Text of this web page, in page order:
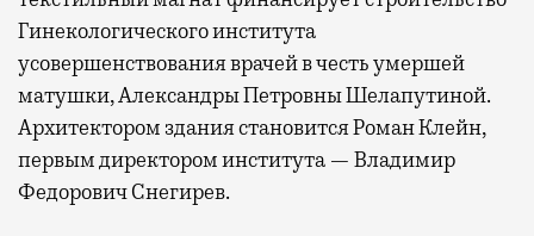
Гинекологического института
усовершенствования врачей в честь умершей
матушки, Александры Петровны Шелапутиной.
Архитектором здания становится Роман Клейн,
первым директором института — Владимир
Федорович Снегирев.